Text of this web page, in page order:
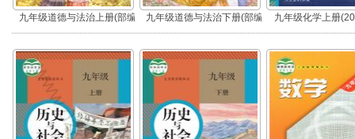
九年级道德与法治上册(部编
版)
九年级道德与法治下册(部编
版)
九年级化学上册